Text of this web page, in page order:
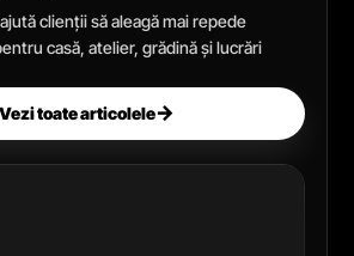
clienții să aleagă mai repede
casă, atelier, grădină și lucrări
Vezi toate articolele→